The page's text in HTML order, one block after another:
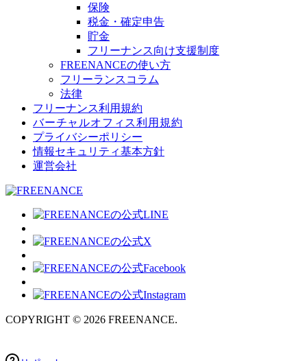
保険
税金・確定申告
貯金
フリーナンス向け支援制度
FREENANCEの使い方
フリーランスコラム
法律
フリーナンス利用規約
バーチャルオフィス利用規約
プライバシーポリシー
情報セキュリティ基本方針
運営会社
COPYRIGHT © 2026 FREENANCE.